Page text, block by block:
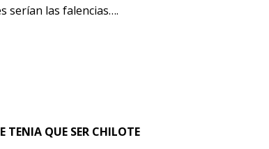
serían las falencias….
QUE SER CHILOTE